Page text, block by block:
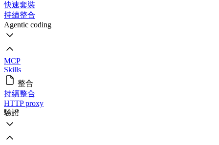
快速套裝
持續整合
Agentic coding
MCP
Skills
整合
持續整合
HTTP proxy
驗證